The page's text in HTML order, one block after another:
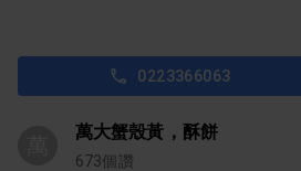
0223366063
萬大蟹殼黃，酥餅
673個讚